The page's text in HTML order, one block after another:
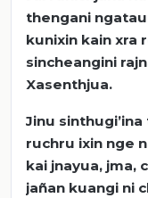
thengani
kunixin kain xra
sincheangini
Xasenthjua.
Jinu
ruchru ixin nge
kai jnayua, jma,
jañan kuangi ni